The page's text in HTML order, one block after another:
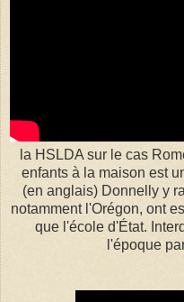
la HSLDA sur le cas
enfants à la maison est
(en anglais) Donnelly y
notamment l'Orégon, ont
que l'école d'État.
l'époque